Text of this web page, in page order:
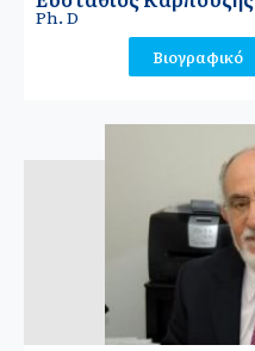
Ph. D
Βιογραφικό